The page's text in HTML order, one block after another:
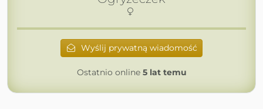
Wyślij prywatną wiadomość
Ostatnio online 5 lat temu